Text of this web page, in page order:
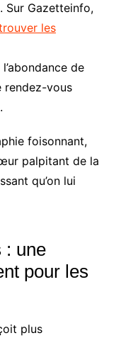
Sur Gazetteinfo,
les
de
rendez-vous
foisonnant,
palpitant de la
qu’on lui
: une
pour les
plus